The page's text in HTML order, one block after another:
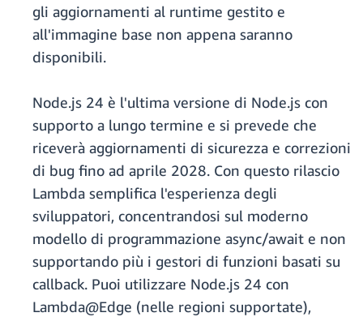
gli aggiornamenti al runtime gestito e
all'immagine base non appena saranno
disponibili.
Node.js 24 è l'ultima versione di Node.js con
supporto a lungo termine e si prevede che
riceverà aggiornamenti di sicurezza e correzioni
di bug fino ad aprile 2028. Con questo rilascio
Lambda semplifica l'esperienza degli
sviluppatori, concentrandosi sul moderno
modello di programmazione async/await e non
supportando più i gestori di funzioni basati su
callback. Puoi utilizzare Node.js 24 con
Lambda@Edge (nelle regioni supportate),